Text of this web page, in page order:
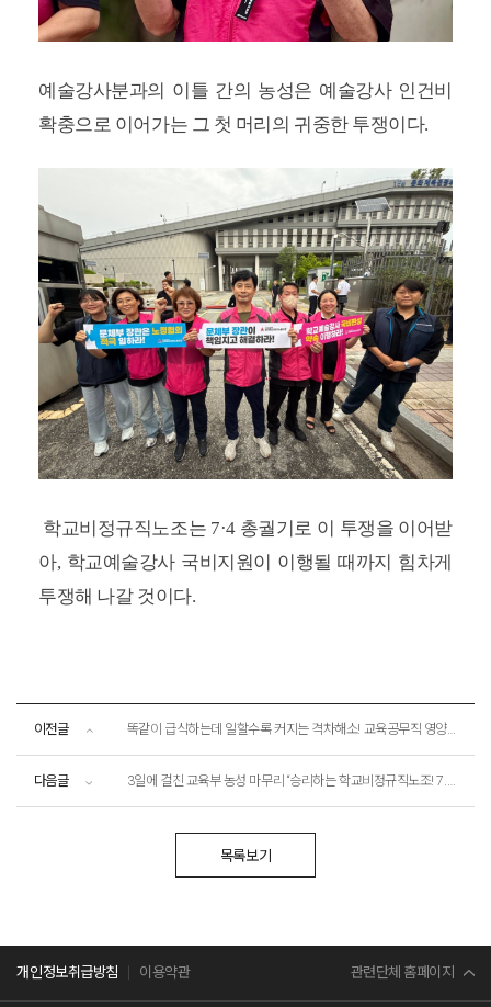
예술강사분과의 이틀 간의 농성은 예술강사 인건비
확충으로 이어가는 그 첫 머리의 귀중한 투쟁이다.
학교비정규직노조는 7·4 총궐기로 이 투쟁을 이어받
아, 학교예술강사 국비지원이 이행될 때까지 힘차게
투쟁해 나갈 것이다.
이전글 똑같이 급식하는데 일할수록 커지는 격차해소! 교육공무직 영양사 국가인권위 차별시정 진정 기자회견
다음글 3일에 걸친 교육부 농성 마무리 “승리하는 학교비정규직노조! 7.4 총궐기 투쟁으로!”
목록보기
개인정보취급방침 이용약관 관련단체 홈페이지
민주노총